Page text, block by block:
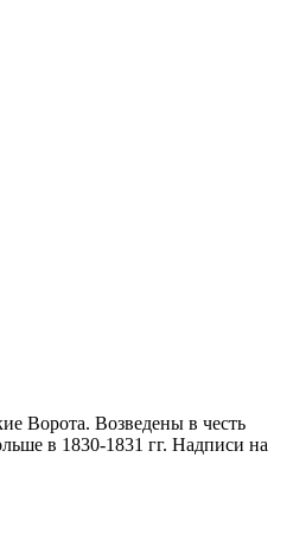
Ворота. Возведены в честь
в 1830-1831 гг. Надписи на